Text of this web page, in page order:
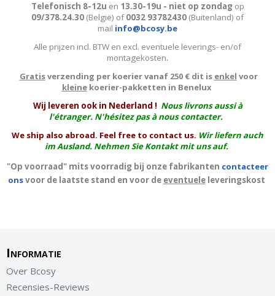
Telefonisch 8-12u en 13.30-19u - niet op zondag op
09/378.24.30 (België) of0032 93782430 (Buitenland) of
mail info@bcosy.be
Alle prijzen incl. BTW en excl. eventuele leverings- en/of
montagekosten.
Gratisverzending per koerier vanaf 250 € dit is enkel voor
kleinekoerier-pakketten in Benelux
Wij leveren ook in Nederland ! Nous livrons aussi à
l'étranger. N'hésitez pas à nous contacter.
We ship also abroad. Feel free to contact us. Wir liefern auch
im Ausland. Nehmen Sie Kontakt mit uns auf.
"Op voorraad" mits voorradig bij onze fabrikanten contacteer
onsvoor de laatste stand en voor de eventueleleveringskost
Informatie
Over Bcosy
Recensies-Reviews